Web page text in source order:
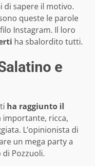
di sapere il motivo.
queste le parole
Instagram. Il loro
ha sbalordito tutti.
e
ha raggiunto il
importante, ricca,
L’opinionista di
un mega party a
Pozzuoli.